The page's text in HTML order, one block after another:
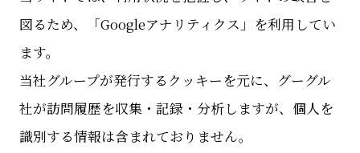
図るため、「Googleアナリティクス」を利用してい
ます。
当社グループが発行するクッキーを元に、グーグル
社が訪問履歴を収集・記録・分析しますが、個人を
識別する情報は含まれておりません。